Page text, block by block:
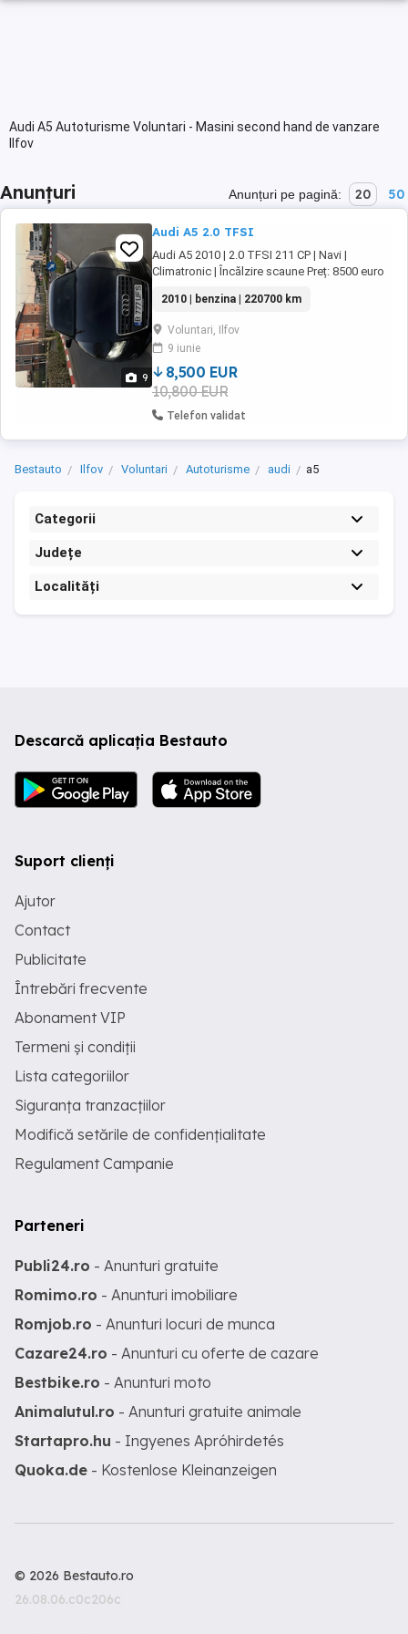
Audi A5 Autoturisme Voluntari - Masini second hand de vanzare
Ilfov
Anunțuri Anunțuri pe pagină: 20 50
9
Audi A5 2.0 TFSI
Audi A5 2010 | 2.0 TFSI 211 CP | Navi |
Climatronic | Încălzire scaune Preț: 8500 euro
CP Cutie: Automata Multitronic Kilometraj:
220666 km Culoare: Negru Stare foarte bună
tehnic și estetic DOTĂRI: Tractiune 4x4
Quattro ABS, ESP Sistem start-stop cu ...
2010 | benzina | 220700 km
Voluntari, Ilfov
9 iunie
8,500 EUR
10,800 EUR
Telefon validat
Bestauto Ilfov Voluntari Autoturisme audi a5
Categorii
Județe
Localități
Descarcă aplicația Bestauto
Suport clienți
Ajutor
Contact
Publicitate
Întrebări frecvente
Abonament VIP
Termeni și condiții
Lista categoriilor
Siguranța tranzacțiilor
Modifică setările de confidențialitate
Regulament Campanie
Parteneri
Publi24.ro - Anunturi gratuite
Romimo.ro - Anunturi imobiliare
Romjob.ro - Anunturi locuri de munca
Cazare24.ro - Anunturi cu oferte de cazare
Bestbike.ro - Anunturi moto
Animalutul.ro - Anunturi gratuite animale
Startapro.hu - Ingyenes Apróhirdetés
Quoka.de - Kostenlose Kleinanzeigen
© 2026 Bestauto.ro
26.08.06.c0c206c